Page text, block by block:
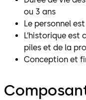
ou 3 ans
Le personnel
L’historique est
piles et de la
Conception et